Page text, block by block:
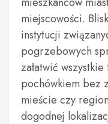
miejscowości.
instytucji
pogrzebowych
załatwić
pochówkiem bez
mieście czy
dogodnej